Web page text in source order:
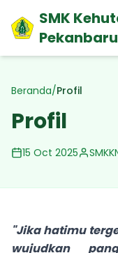
SMK
Pekanbaru
Beranda/Profil
Profil
15 Oct 2025
"Jika hatimu
wujudkan